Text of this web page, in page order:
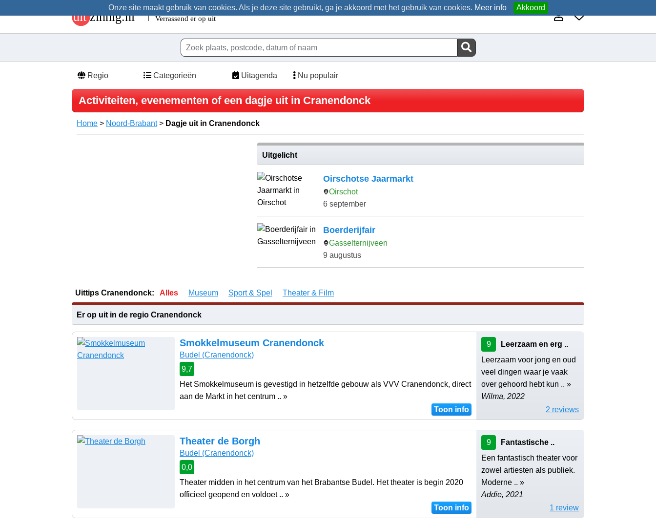
Onze site maakt gebruik van cookies. Als je deze site gebruikt, ga je akkoord met het gebruik van cookies. Meer info Akkoord
Regio Categorieën Uitagenda Nu populair
Activiteiten, evenementen of een dagje uit in Cranendonck
Home > Noord-Brabant> Dagje uit in Cranendonck
Uitgelicht
Oirschotse Jaarmarkt
Oirschot
6 september
Boerderijfair
Gasselternijveen
9 augustus
Uittips Cranendonck: Alles Museum Sport & Spel Theater & Film
Er op uit in de regio Cranendonck
Smokkelmuseum Cranendonck
Budel (Cranendonck)
9,7
Het Smokkelmuseum is gevestigd in hetzelfde gebouw als VVV Cranendonck, direct
aan de Markt in het centrum .. »
Toon info
9
Leerzaam en erg ..
Leerzaam voor jong en oud
veel dingen waar je vaak
over gehoord hebt kun .. »
Wilma, 2022
2 reviews
Theater de Borgh
Budel (Cranendonck)
0,0
Theater midden in het centrum van het Brabantse Budel. Het theater is begin 2020
officieel geopend en voldoet .. »
Toon info
9
Fantastische ..
Een fantastisch theater voor
zowel artiesten als publiek.
Moderne .. »
Addie, 2021
1 review